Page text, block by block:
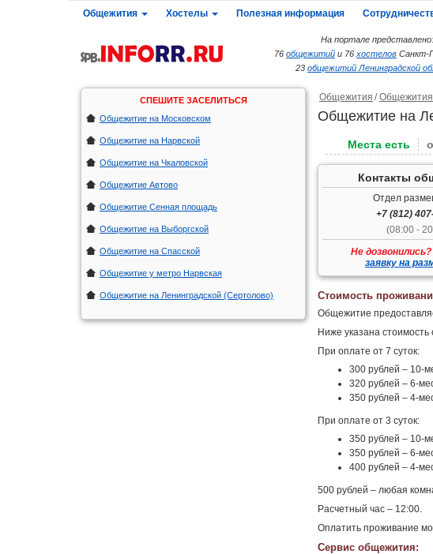
Общежития Хостелы Полезная информация
На портале представлено:
76 общежитий и 76 хостелов Санкт-
23 общежитий Ленинградской
СПЕШИТЕ ЗАСЕЛИТЬСЯ
Общежитие на Московском
Общежитие на Нарвской
Общежитие на Чкаловской
Общежитие Автово
Общежитие Сенная площадь
Общежитие на Выборгской
Общежитие на Спасской
Общежитие у метро Нарвская
Общежитие на Ленинградской (Сертолово)
Общежития Общежития
Общежитие на
Места есть
Контакты
Отдел
+7 (812)
(08:00 -
Не
заявку на
Стоимость
Общежитие
Ниже указана стоимость
При оплате от 7 суток:
300 рублей – 10-
320 рублей – 6-
350 рублей – 4-
При оплате от 3 суток:
350 рублей – 10-
350 рублей – 6-
400 рублей – 4-
500 рублей – любая
Расчетный час – 12:00.
Оплатить проживание
Сервис общежития: